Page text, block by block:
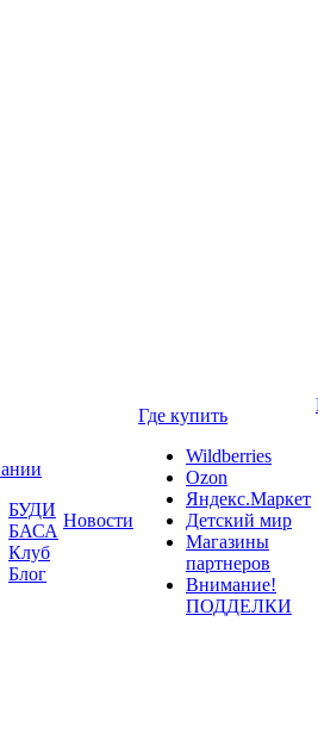
БУДИ
БАСА
Клуб
Блог
Новости
Где купить
Wildberries
Ozon
Яндекс.Маркет
Детский мир
Магазины
партнеров
Внимание!
ПОДДЕЛКИ